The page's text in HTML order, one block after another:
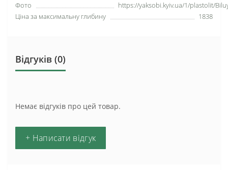
Фото
https://yaksobi.kyiv.ua/1/plastolit/
Ціна за максимальну глибину
1838
Відгуків (0)
Немає відгуків про цей товар.
+ Написати відгук